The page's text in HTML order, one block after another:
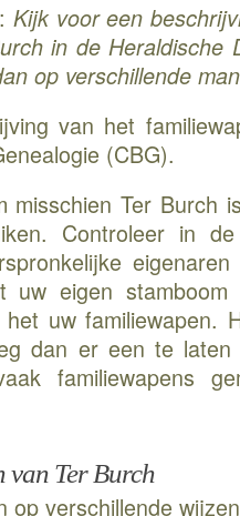
Kijk voor een
in de Heraldische
op verschillende
van het
(CBG).
misschien Ter Burch
Controleer in
uw eigen stamboom
uw familiewapen.
dan er een te
familiewapens
van Ter Burch
op verschillende